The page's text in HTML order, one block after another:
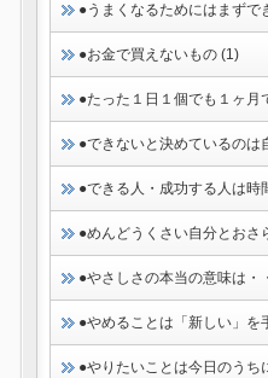
●うまくなるためにはまずで
●お金で買えないもの (1)
●たった１日１個でも１ヶ月
●できないと決めているのは
●できる人・成功する人は時
●めんどうくさい自分とおさ
●やさしさの本当の意味は・
●やめることは「新しい」を
●やりたいことは今日のうち